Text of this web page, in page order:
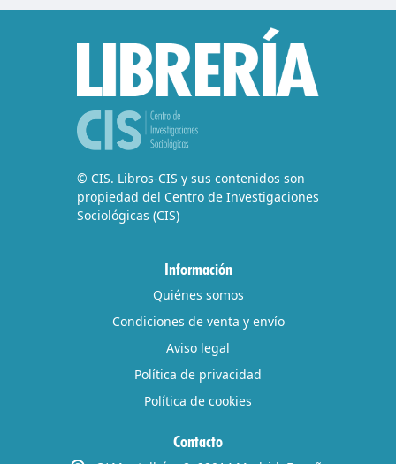
© CIS. Libros-CIS y sus contenidos son
propiedad del Centro de Investigaciones
Sociológicas (CIS)
Información
Quiénes somos
Condiciones de venta y envío
Aviso legal
Política de privacidad
Política de cookies
Contacto